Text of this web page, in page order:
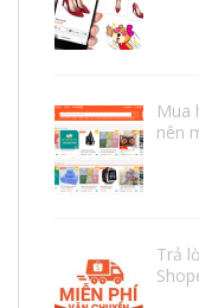
Mua
nên
Trả